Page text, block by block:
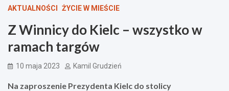
AKTUALNOŚCI ŻYCIE W MIEŚCIE
Z Winnicy do Kielc – wszystko w
ramach targów
10 maja 2023 Kamil Grudzień
Na zaproszenie Prezydenta Kielc do stolicy